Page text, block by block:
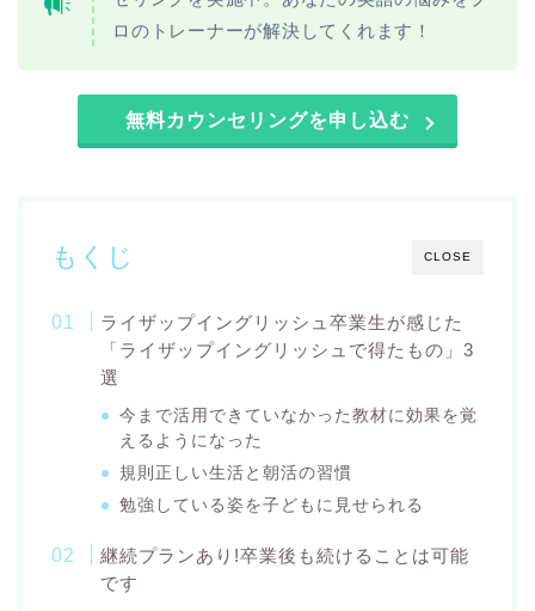
ロのトレーナーが解決してくれます！
無料カウンセリングを申し込む
CLOSE
もくじ
ライザップイングリッシュ卒業生が感じた
「ライザップイングリッシュで得たもの」3
選
今まで活用できていなかった教材に効果を覚
えるようになった
規則正しい生活と朝活の習慣
勉強している姿を子どもに見せられる
継続プランあり!卒業後も続けることは可能
です